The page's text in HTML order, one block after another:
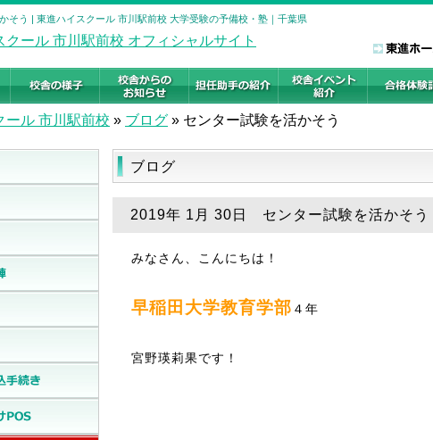
そう | 東進ハイスクール 市川駅前校 大学受験の予備校・塾｜千葉県
ール 市川駅前校 » ブログ » センター試験を活かそう
ブログ
2019年 1月 30日 センター試験を活かそう
みなさん、こんにちは！
早稲田大学教育学部 ４年
宮野瑛莉果です！